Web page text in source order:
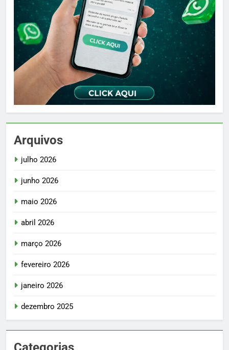
Arquivos
julho 2026
junho 2026
maio 2026
abril 2026
março 2026
fevereiro 2026
janeiro 2026
dezembro 2025